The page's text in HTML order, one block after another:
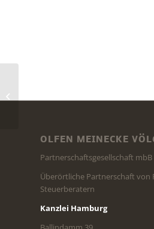
OLFEN MEINECKE
Partnerschaftsgesellschaft mbB
Überörtliche Partnerschaft von
Steuerberatern
Kanzlei Hamburg
das Bankgeheimnis gelockert